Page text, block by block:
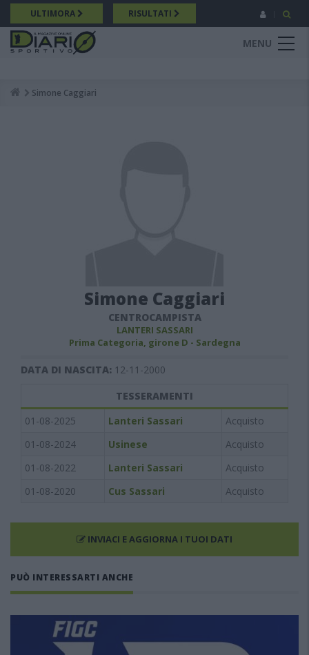
Salta
al
contenuto
principale
ULTIMORA RISULTATI
MENU
Breadcrumb
Simone Caggiari
Simone Caggiari
CENTROCAMPISTA
LANTERI SASSARI
Prima Categoria, girone D - Sardegna
DATA DI NASCITA: 12-11-2000
TESSERAMENTI
01-08-2025
Lanteri Sassari
Acquisto
01-08-2024
Usinese
Acquisto
01-08-2022
Lanteri Sassari
Acquisto
01-08-2020
Cus Sassari Acquisto
INVIACI E AGGIORNA I TUOI DATI
PUÒ INTERESSARTI ANCHE